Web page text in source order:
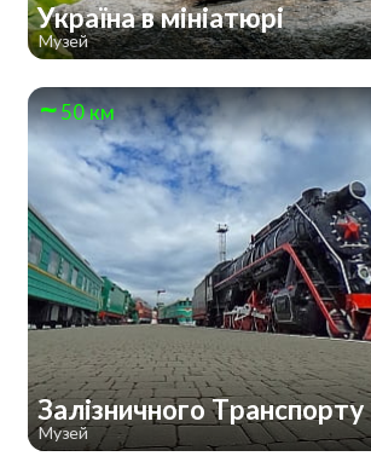
Україна в мініатюрі
Музей
50 км
Залізничного Транспорту
Музей